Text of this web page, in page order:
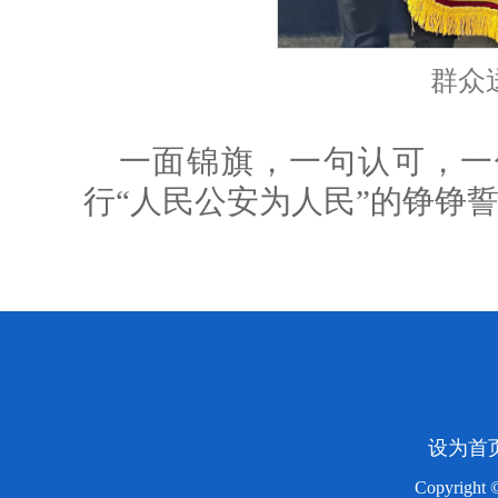
群众
一面锦旗，一句认可，
行“人民公安为人民”的铮铮
设为首
Copyright